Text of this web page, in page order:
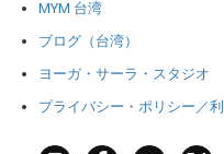
MYM 台湾
ブログ（台湾）
ヨーガ・サーラ・スタジオ
プライバシー・ポリシー／